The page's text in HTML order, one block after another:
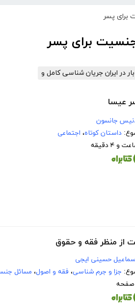
پسر
برای پسر
در ایران جریان شناسی کامل و
عیسا
جانسون
داستان کوتاه، اجتماعی
از منظر فقه و حقوق
حسینی ایجی
جزا و جرم شناسی، فقه و اصول، مسائل